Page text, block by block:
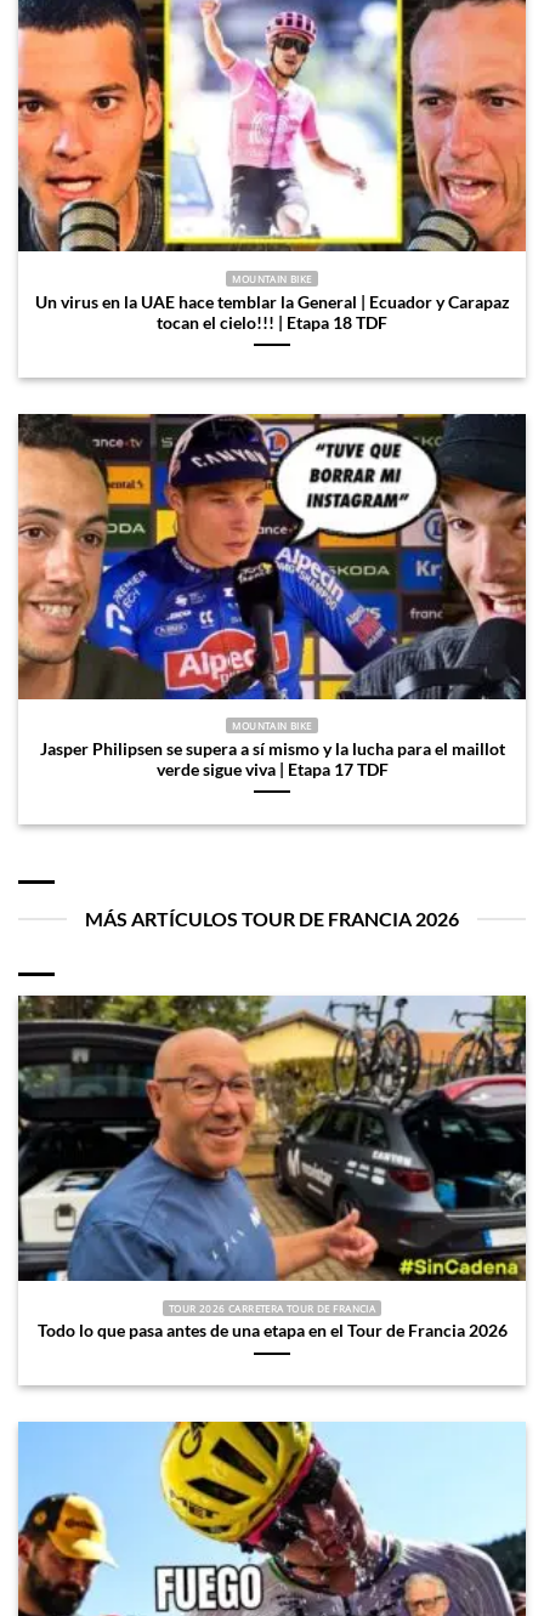
MOUNTAIN BIKE
Un virus en la UAE hace temblar la General | Ecuador y Carapaz
tocan el cielo!!! | Etapa 18 TDF
MOUNTAIN BIKE
Jasper Philipsen se supera a sí mismo y la lucha para el maillot
verde sigue viva | Etapa 17 TDF
MÁS ARTÍCULOS TOUR DE FRANCIA 2026
TOUR 2026 CARRETERA TOUR DE FRANCIA
Todo lo que pasa antes de una etapa en el Tour de Francia 2026